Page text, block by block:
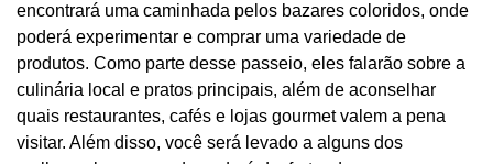
encontrará uma caminhada pelos bazares coloridos, onde
poderá experimentar e comprar uma variedade de
produtos. Como parte desse passeio, eles falarão sobre a
culinária local e pratos principais, além de aconselhar
quais restaurantes, cafés e lojas gourmet valem a pena
visitar. Além disso, você será levado a alguns dos